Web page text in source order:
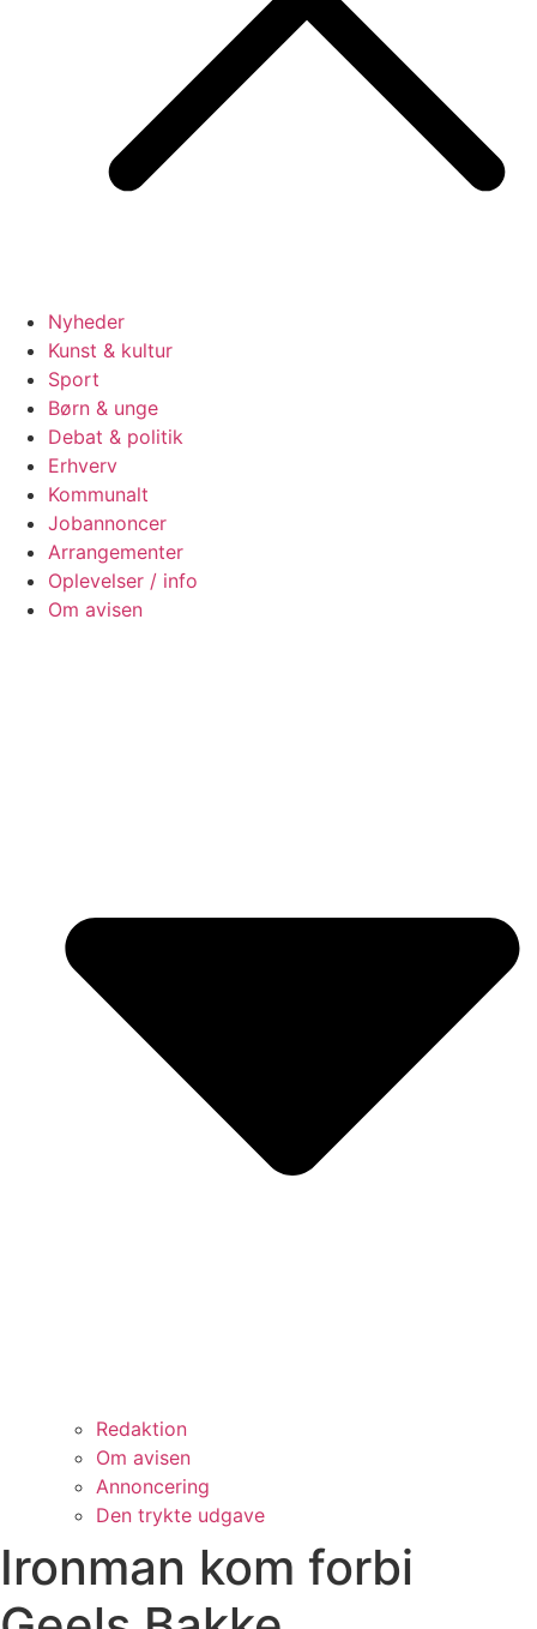
Nyheder
Kunst & kultur
Sport
Børn & unge
Debat & politik
Erhverv
Kommunalt
Jobannoncer
Arrangementer
Oplevelser / info
Om avisen
Redaktion
Om avisen
Annoncering
Den trykte udgave
Ironman kom forbi